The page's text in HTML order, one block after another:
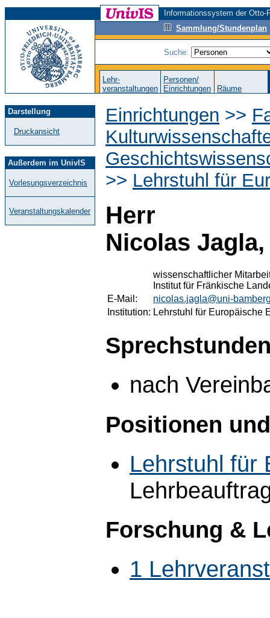
Informationssystem der
Sammlung/Stundenplan
Suche:
Lehr-
veranstaltungen
Personen/
Einrichtungen
Räume
Darstellung
Druckansicht
Außerdem im UnivIS
Vorlesungsverzeichnis
Veranstaltungskalender
Einrichtungen >>
>> Lehrstuhl für
Herr
Nicolas Jagla,
wissenschaftlicher
Institut für Fränkische
E-Mail:
nicolas.jagla@uni-
Institution: Lehrstuhl für Europäische
nach
Positionen
Lehrstuhl für
Forschung &
1